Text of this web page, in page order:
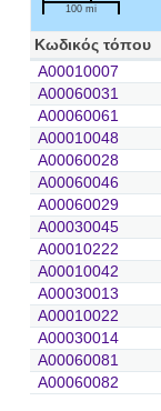
100 mi
Κωδικός τόπου
A00010007
A00060031
A00060061
A00010048
A00060028
A00060046
A00060029
A00030045
A00010222
A00010042
A00030013
A00010022
A00030014
A00060081
A00060082